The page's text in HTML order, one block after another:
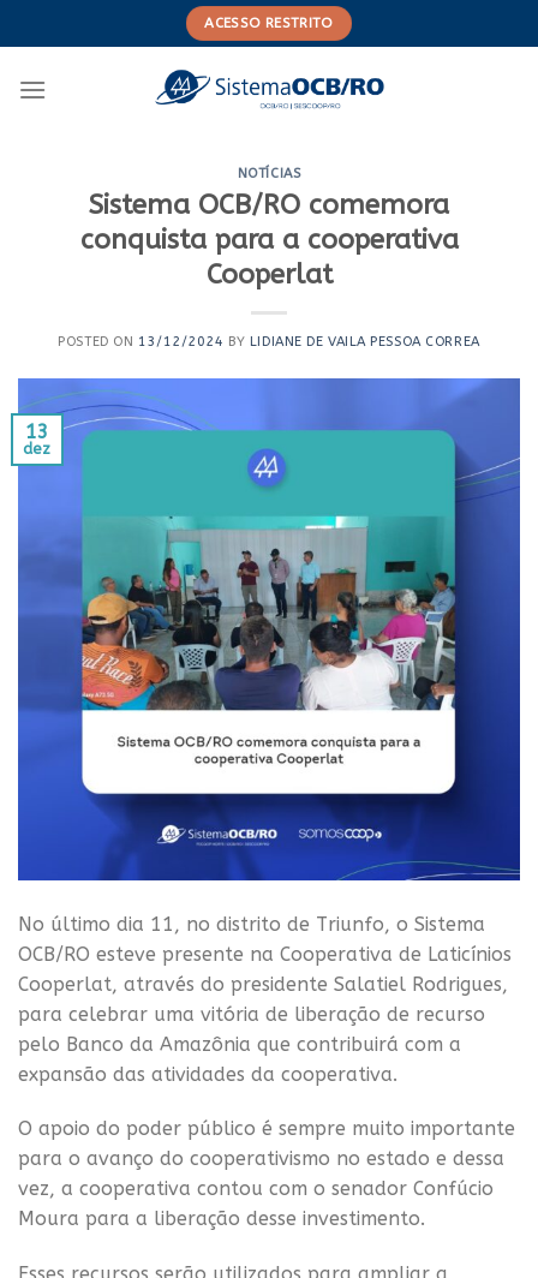
to
ACESSO RESTRITO
NOTÍCIAS
Sistema OCB/RO comemora
conquista para a cooperativa
Cooperlat
POSTED ON 13/12/2024 BY LIDIANE DE VAILA PESSOA CORREA
13
dez
No último dia 11, no distrito de Triunfo, o Sistema
OCB/RO esteve presente na Cooperativa de Laticínios
Cooperlat, através do presidente Salatiel Rodrigues,
para celebrar uma vitória de liberação de recurso
pelo Banco da Amazônia que contribuirá com a
expansão das atividades da cooperativa.
O apoio do poder público é sempre muito importante
para o avanço do cooperativismo no estado e dessa
vez, a cooperativa contou com o senador Confúcio
Moura para a liberação desse investimento.